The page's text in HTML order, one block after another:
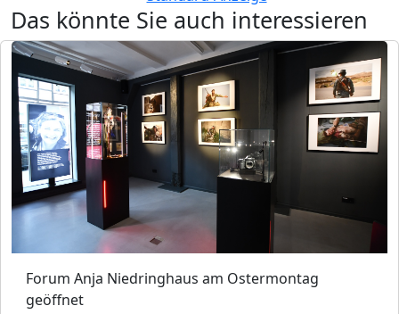
Das könnte Sie auch interessieren
Forum Anja Niedringhaus am Ostermontag
geöffnet